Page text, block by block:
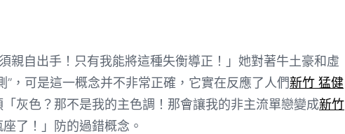
親自出手！只有我能將這種失衡導正！」她對著牛土豪和虛
”，可是這一概念并不非常正確，它實在反應了人們新竹 猛健
灰色？那不是我的主色調！那會讓我的非主流單戀變成新竹
了！」防的過錯概念。